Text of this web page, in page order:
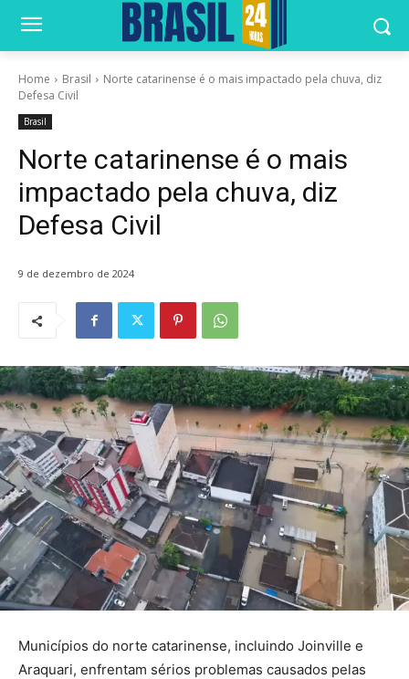
Home Brasil
Norte catarinense é o mais impactado pela chuva, diz
Defesa Civil
Brasil
Norte catarinense é o mais
impactado pela chuva, diz
Defesa Civil
9 de dezembro de 2024
Municípios do norte catarinense, incluindo Joinville e
Araquari, enfrentam sérios problemas causados pelas